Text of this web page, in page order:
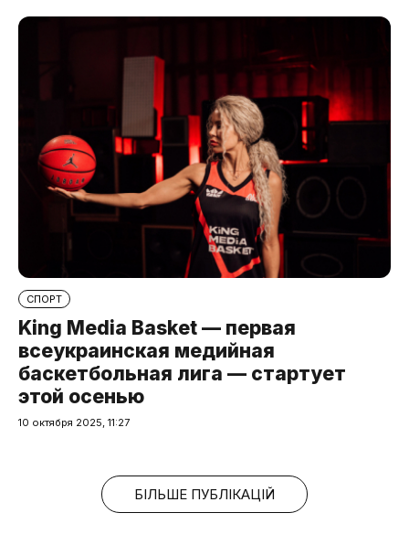
СПОРТ
King Media Basket — первая
всеукраинская медийная
баскетбольная лига — стартует
этой осенью
10 октября 2025, 11:27
БІЛЬШЕ ПУБЛІКАЦІЙ